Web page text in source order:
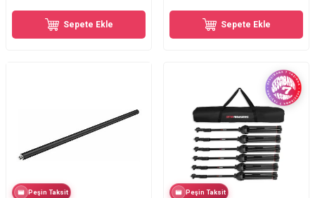
Sepete Ekle Sepete Ekle
Peşin Taksit Peşin Taksit